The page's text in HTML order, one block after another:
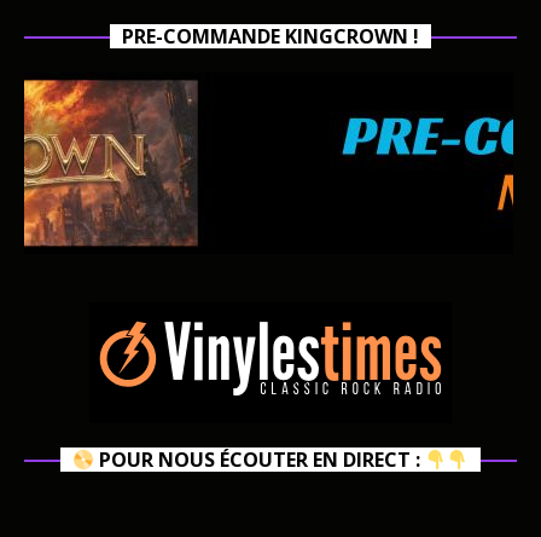
PRE-COMMANDE KINGCROWN !
POUR NOUS ÉCOUTER EN DIRECT :